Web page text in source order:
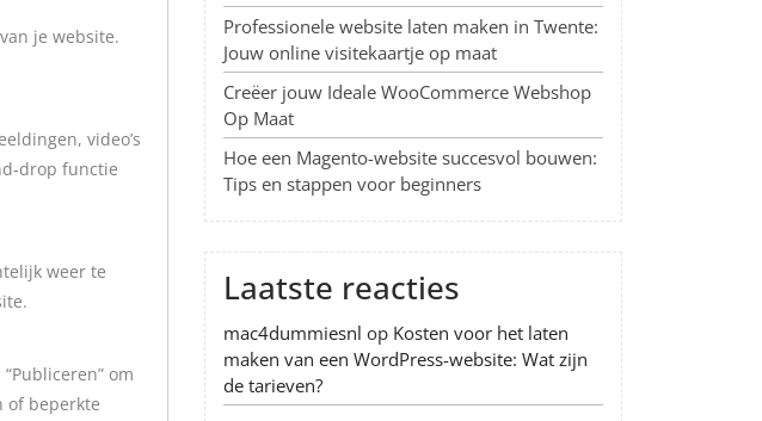
je website.
video’s
drop functie
weer te
om
of beperkte
Professionele website laten maken in Twente:
Jouw online visitekaartje op maat
Creëer jouw Ideale WooCommerce Webshop
Op Maat
Hoe een Magento-website succesvol bouwen:
Tips en stappen voor beginners
Laatste reacties
mac4dummiesnl op Kosten voor het laten
maken van een WordPress-website: Wat zijn
de tarieven?